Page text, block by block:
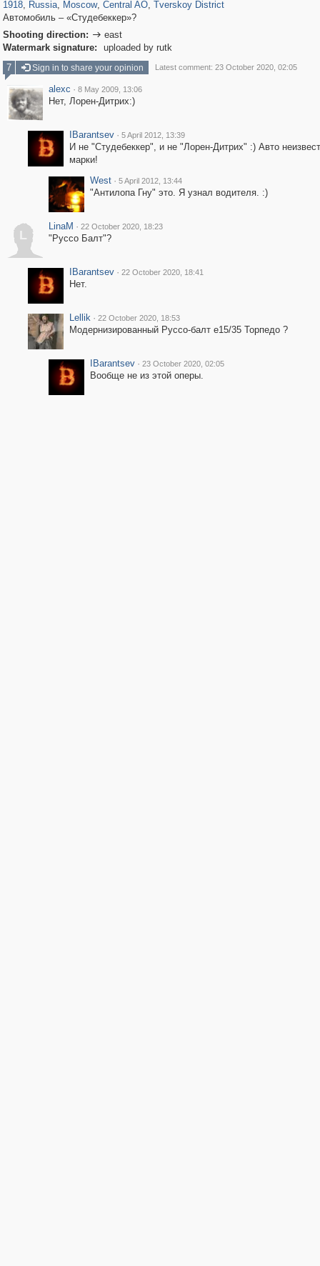
1918, Russia, Moscow, Central AO, Tverskoy District
Автомобиль – «Студебеккер»?
Shooting direction:  east
Watermark signature:
uploaded by rutk
7
Sign in to share your opinion Latest comment: 23 October 2020, 02:05
alexc · 8 May 2009, 13:06
Нет, Лорен-Дитрих:)
IBarantsev · 5 April 2012, 13:39
И не "Студебеккер", и не "Лорен-Дитрих" :) Авто
марки!
West · 5 April 2012, 13:44
"Антилопа Гну" это. Я узнал водителя. :)
L
LinaM · 22 October 2020, 18:23
"Руссо Балт"?
IBarantsev · 22 October 2020, 18:41
Нет.
Lellik · 22 October 2020, 18:53
Модернизированный Руссо-балт е15/35 Торпедо ?
IBarantsev · 23 October 2020, 02:05
Вообще не из этой оперы.